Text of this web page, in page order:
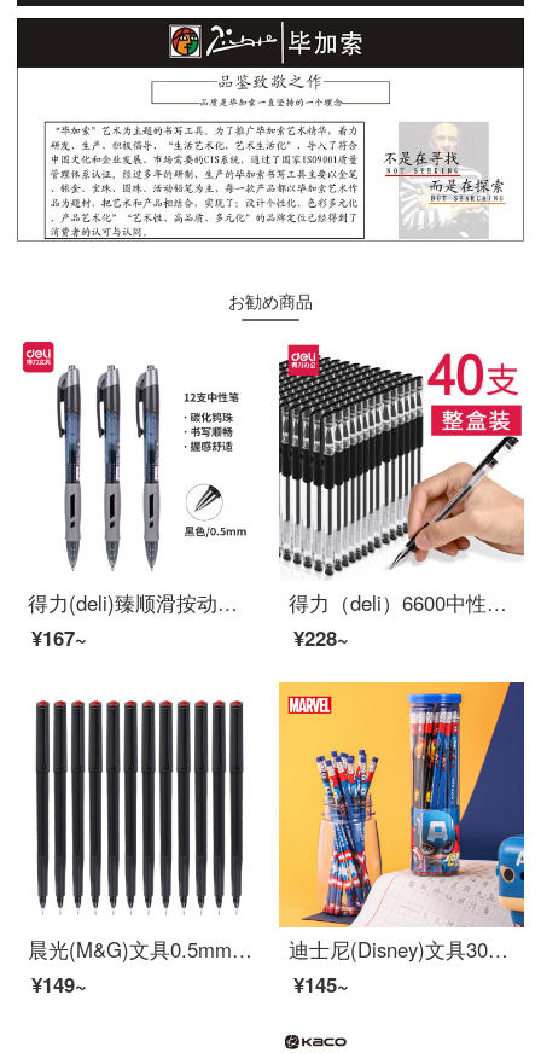
お勧め商品
得力(deli)臻顺滑按动中性笔签字笔 办公用品 0.5mm子弹头 12支/盒S08黑
¥167~
得力（deli）6600中性笔水笔0.5mm黑红蓝签字笔书写顺滑大容量中性笔按动整盒批发 40支子弹头超值整盒装
¥228~
晨光(M&G)文具0.5mm黑色碳素笔 纤维头会议笔 勾线笔 办公会议记录签字笔 水笔 12支/盒MG2180
¥149~
迪士尼(Disney)文具30支HB原木书写铅笔 小学生铅笔写字笔 儿童卡通铅笔 漫威系列E0046A
¥145~